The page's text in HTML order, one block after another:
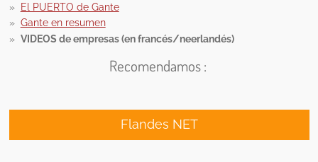
El PUERTO de Gante
Gante en resumen
VIDEOS de empresas (en francés/neerlandés)
Recomendamos :
Flandes NET